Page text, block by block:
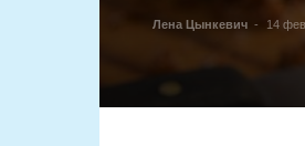
Лена Цынкевич - 14